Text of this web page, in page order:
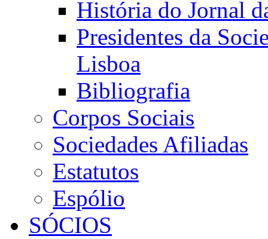
História do Jornal
Presidentes da
Lisboa
Bibliografia
Corpos Sociais
Sociedades Afiliadas
Estatutos
Espólio
SÓCIOS